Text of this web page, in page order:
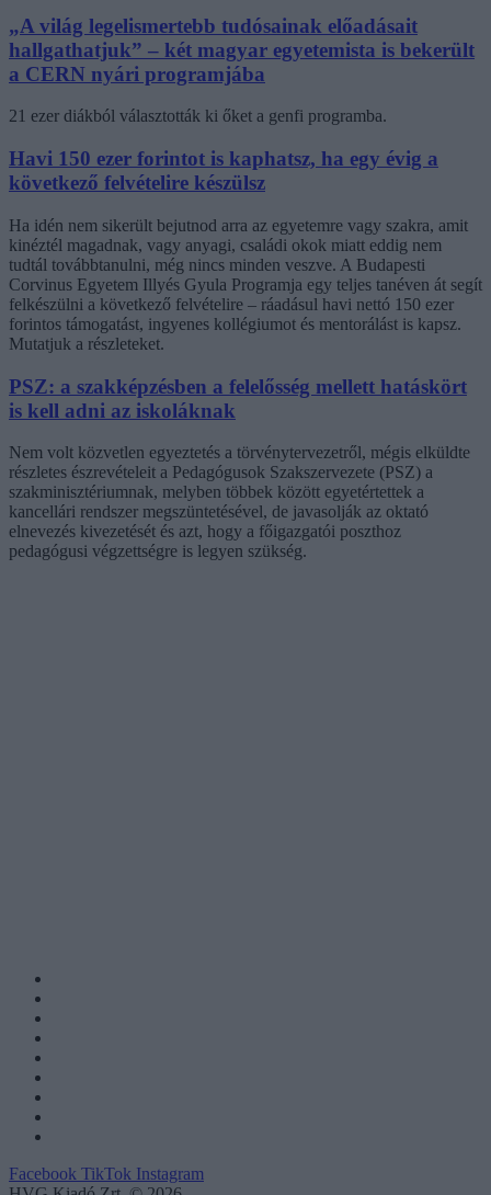
„A világ legelismertebb tudósainak előadásait
hallgathatjuk” – két magyar egyetemista is bekerült
a CERN nyári programjába
21 ezer diákból választották ki őket a genfi programba.
Havi 150 ezer forintot is kaphatsz, ha egy évig a
következő felvételire készülsz
Ha idén nem sikerült bejutnod arra az egyetemre vagy szakra, amit
kinéztél magadnak, vagy anyagi, családi okok miatt eddig nem
tudtál továbbtanulni, még nincs minden veszve. A Budapesti
Corvinus Egyetem Illyés Gyula Programja egy teljes tanéven át segít
felkészülni a következő felvételire – ráadásul havi nettó 150 ezer
forintos támogatást, ingyenes kollégiumot és mentorálást is kapsz.
Mutatjuk a részleteket.
PSZ: a szakképzésben a felelősség mellett hatáskört
is kell adni az iskoláknak
Nem volt közvetlen egyeztetés a törvénytervezetről, mégis elküldte
részletes észrevételeit a Pedagógusok Szakszervezete (PSZ) a
szakminisztériumnak, melyben többek között egyetértettek a
kancellári rendszer megszüntetésével, de javasolják az oktató
elnevezés kivezetését és azt, hogy a főigazgatói poszthoz
pedagógusi végzettségre is legyen szükség.
Facebook TikTok Instagram